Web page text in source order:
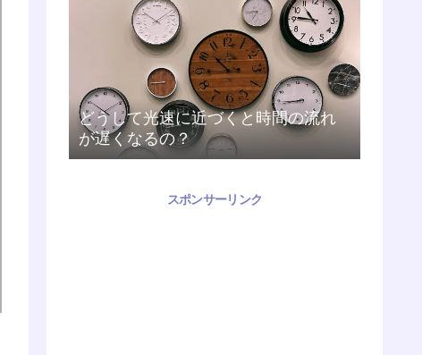
どうして光速に近づくと時間の流れ
が遅くなるの？
スポンサーリンク